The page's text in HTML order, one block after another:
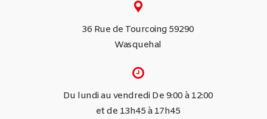
36 Rue de Tourcoing 59290
Wasquehal
Du lundi au vendredi De 9:00 à 12:00
et de 13h45 à 17h45